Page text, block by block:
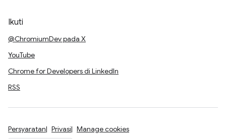
Ikuti
@ChromiumDev pada X
YouTube
Chrome for Developers di LinkedIn
RSS
Persyaratan Privasi Manage cookies